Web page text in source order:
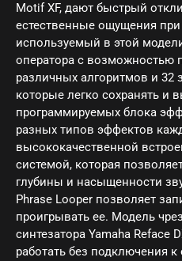
Motif XF, дают быстрый
естественные ощущения при
используемый в этой
оператора с возможностью
различных алгоритмов и 32
которые легко сохранять и
программируемых блока
разных типов эффектов
высококачественной
системой, которая
глубины и насыщенности
Phrase Looper позволяет
проигрывать ее. Модель
синтезатора Yamaha Reface
работать без подключения